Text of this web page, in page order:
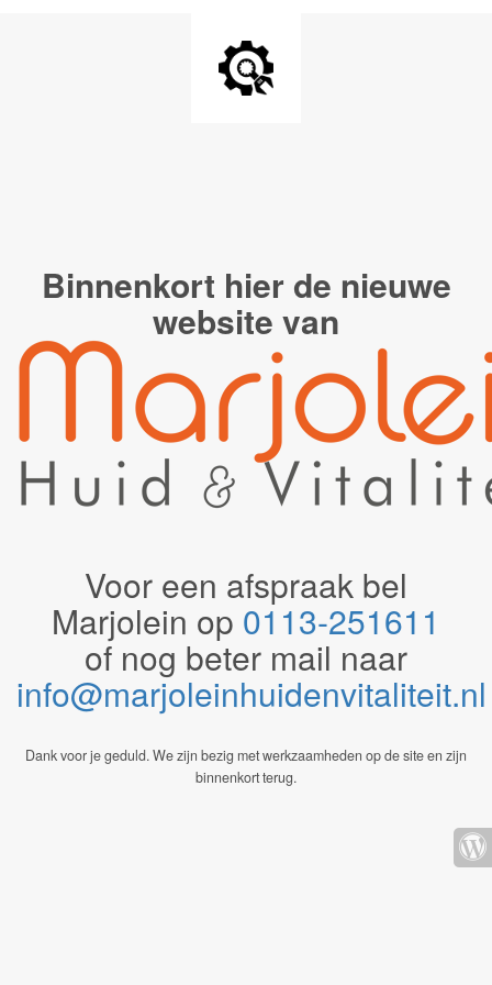
Binnenkort hier de nieuwe
website van
Voor een afspraak bel
Marjolein op 0113-251611
of nog beter mail naar
Dank voor je geduld. We zijn bezig met werkzaamheden op de site en zijn
binnenkort terug.